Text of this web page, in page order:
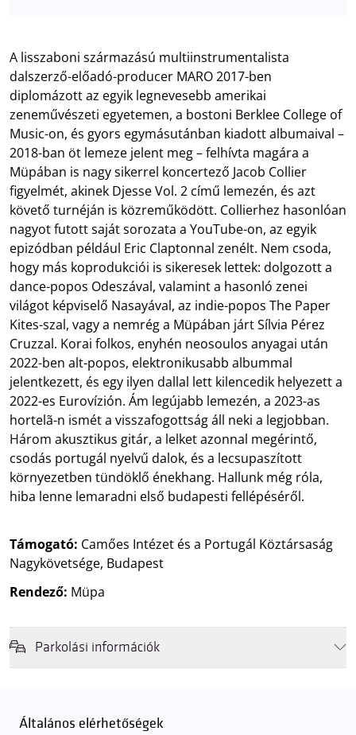
A lisszaboni származású multiinstrumentalista
dalszerző-előadó-producer MARO 2017-ben
diplomázott az egyik legnevesebb amerikai
zeneművészeti egyetemen, a bostoni Berklee College of
Music-on, és gyors egymásutánban kiadott albumaival –
2018-ban öt lemeze jelent meg – felhívta magára a
Müpában is nagy sikerrel koncertező Jacob Collier
figyelmét, akinek Djesse Vol. 2 című lemezén, és azt
követő turnéján is közreműködött. Collierhez hasonlóan
nagyot futott saját sorozata a YouTube-on, az egyik
epizódban például Eric Claptonnal zenélt. Nem csoda,
hogy más koprodukciói is sikeresek lettek: dolgozott a
dance-popos Odeszával, valamint a hasonló zenei
világot képviselő Nasayával, az indie-popos The Paper
Kites-szal, vagy a nemrég a Müpában járt Sílvia Pérez
Cruzzal. Korai folkos, enyhén neosoulos anyagai után
2022-ben alt-popos, elektronikusabb albummal
jelentkezett, és egy ilyen dallal lett kilencedik helyezett a
2022-es Eurovízión. Ám legújabb lemezén, a 2023-as
hortelã-n ismét a visszafogottság áll neki a legjobban.
Három akusztikus gitár, a lelket azonnal megérintő,
csodás portugál nyelvű dalok, és a lecsupaszított
környezetben tündöklő énekhang. Hallunk még róla,
hiba lenne lemaradni első budapesti fellépéséről.
Támogató: Camőes Intézet és a Portugál Köztársaság
Nagykövetsége, Budapest
Rendező: Müpa
Parkolási információk
érkezéskor megnövekedett várakozási idővel érdemes kalkulálni. Ezt
Általános elérhetőségek